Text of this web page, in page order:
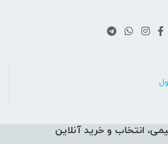
انتخاب و خرید آنلاین